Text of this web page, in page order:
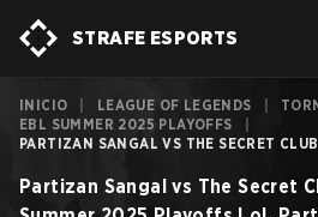
STRAFE ESPORTS
INICIO LEAGUE OF LEGENDS
EBL SUMMER 2025 PLAYOFFS
PARTIZAN SANGAL VS THE SECRET
Partizan Sangal vs The Secret